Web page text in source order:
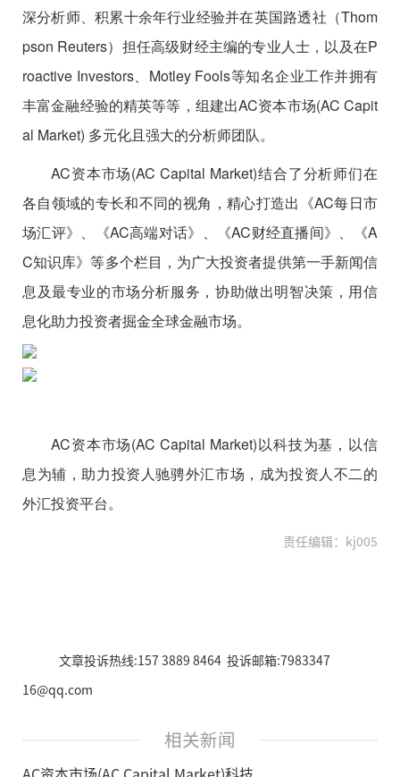
深分析师、积累十余年行业经验并在英国路透社（Thom
pson Reuters）担任高级财经主编的专业人士，以及在P
roactive Investors、Motley Fools等知名企业工作并拥有
丰富金融经验的精英等等，组建出AC资本市场(AC Capit
al Market) 多元化且强大的分析师团队。
AC资本市场(AC Capital Market)结合了分析师们在
各自领域的专长和不同的视角，精心打造出《AC每日市
场汇评》、《AC高端对话》、《AC财经直播间》、《A
C知识库》等多个栏目，为广大投资者提供第一手新闻信
息及最专业的市场分析服务，协助做出明智决策，用信
息化助力投资者掘金全球金融市场。
AC资本市场(AC Capital Market)以科技为基，以信
息为辅，助力投资人驰骋外汇市场，成为投资人不二的
外汇投资平台。
责任编辑：kj005
文章投诉热线:157 3889 8464 投诉邮箱:7983347
16@qq.com
相关新闻